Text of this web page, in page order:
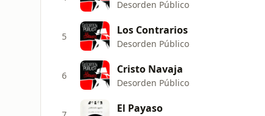
Desorden Público
5 Los Contrarios
Desorden Público
6 Cristo Navaja
Desorden Público
El Payaso